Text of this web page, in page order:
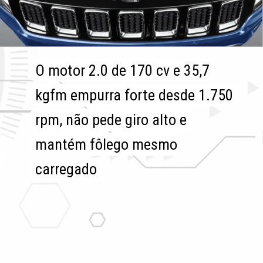
O motor 2.0 de 170 cv e 35,7
kgfm empurra forte desde 1.750
rpm, não pede giro alto e
mantém fôlego mesmo
carregado
O motor 2.0 de 170 cv e 35,7
kgfm empurra forte desde 1.750
rpm, não pede giro alto e
mantém fôlego mesmo
carregado